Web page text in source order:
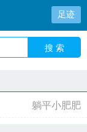
足迹
搜 索
躺平小肥肥